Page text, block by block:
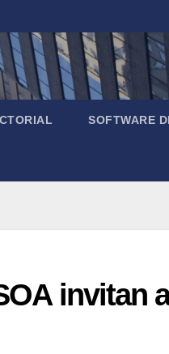
SOFTWARE
invitan